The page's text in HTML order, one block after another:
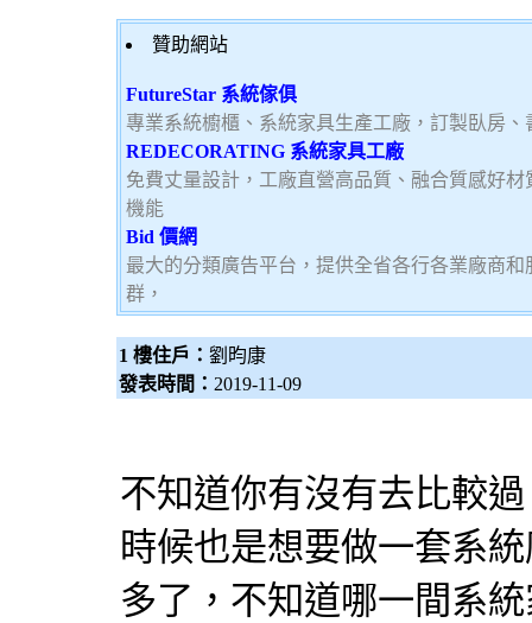
贊助網站
FutureStar 系統傢俱
專業系統櫥櫃、系統家具生產工廠，訂製臥房、
REDECORATING 系統家具工廠
免費丈量設計，工廠直營高品質、融合質感好
機能
Bid 價網
最大的分類廣告平台，提供全省各行各業廠商
群，
1 樓住戶： 劉昀康
發表時間： 2019-11-09
不知道你有沒有去比較
時候也是想要做一套系
多了，不知道哪一間 系